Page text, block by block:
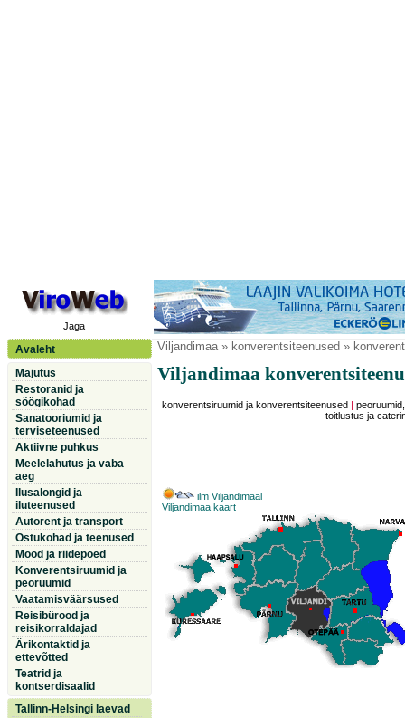
Jaga
Avaleht
Majutus
Restoranid ja
söögikohad
Sanatooriumid ja
terviseteenused
Aktiivne puhkus
Meelelahutus ja vaba
aeg
Ilusalongid ja
iluteenused
Autorent ja transport
Ostukohad ja teenused
Mood ja riidepoed
Konverentsiruumid ja
peoruumid
Vaatamisväärsused
Reisibürood ja
reisikorraldajad
Ärikontaktid ja
ettevõtted
Teatrid ja
kontserdisaalid
Tallinn-Helsingi laevad
Viljandimaa» konverentsiteenused »
Viljandimaa
konverentsiruumid ja konverentsiteenused |
toitlustus ja
ilm Viljandimaal
Viljandimaa kaart